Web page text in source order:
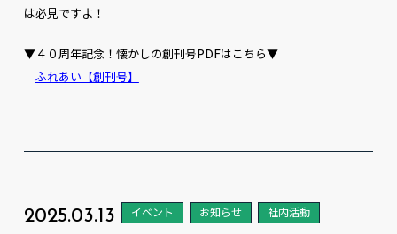
は必見ですよ！
▼４０周年記念！懐かしの創刊号PDFはこちら▼
ふれあい【創刊号】
2025.03.13 イベント お知らせ 社内活動